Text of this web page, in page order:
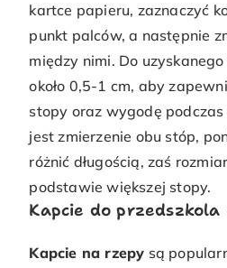
kartce papieru, zaznaczyć
punkt palców, a następnie
między nimi. Do
około 0,5-1 cm, aby
stopy oraz wygodę
jest zmierzenie obu stóp,
różnić długością, zaś
podstawie większej stopy.
Kapcie do
Kapcie na rzepy są